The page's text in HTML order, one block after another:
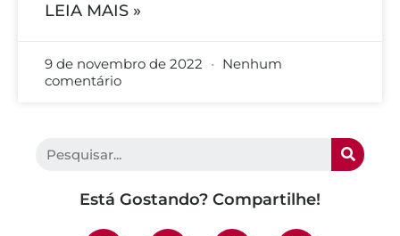
LEIA MAIS »
9 de novembro de 2022
Nenhum
comentário
Está Gostando? Compartilhe!